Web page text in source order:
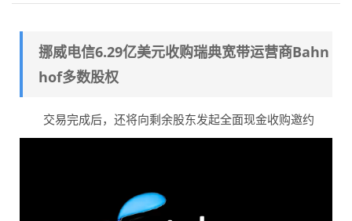
挪威电信6.29亿美元收购瑞典宽带运营商Bahn
hof多数股权
交易完成后，还将向剩余股东发起全面现金收购邀约